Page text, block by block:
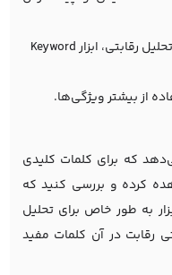
داده‌های دقیق و جامع، قابلیت تحلیل رقابتی، ابزار Keyword
از بیشتر ویژگی‌ها.
که برای کلمات کلیدی
کرده و بررسی کنید که
به طور خاص برای تحلیل
رقابت در آن کلمات مفید